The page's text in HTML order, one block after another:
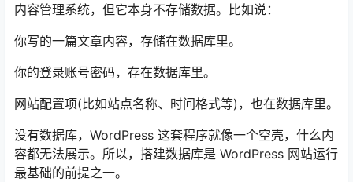
内容管理系统，但它本身不存储数据。比如说：
你写的一篇文章内容，存储在数据库里。
你的登录账号密码，存在数据库里。
网站配置项(比如站点名称、时间格式等)，也在数据库里。
没有数据库，WordPress 这套程序就像一个空壳，什么内
容都无法展示。所以，搭建数据库是 WordPress 网站运行
最基础的前提之一。